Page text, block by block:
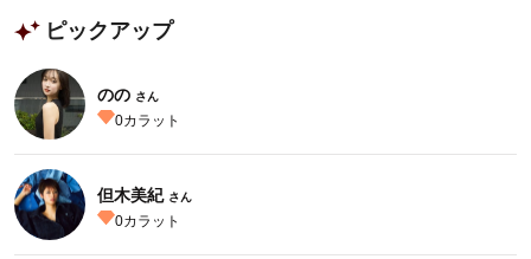
ピックアップ
のの さん
0カラット
但木美紀 さん
0カラット